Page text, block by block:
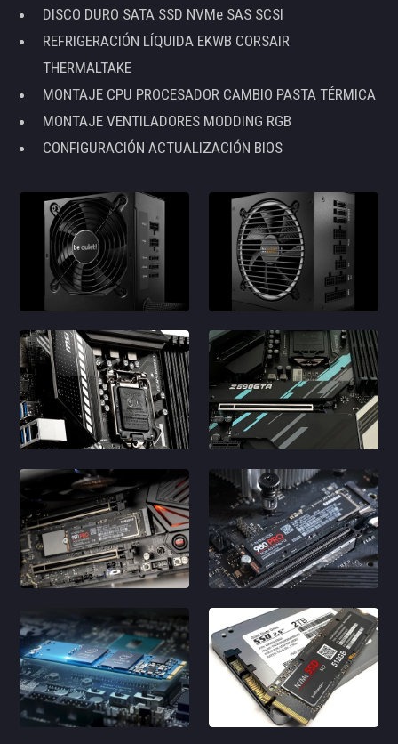
DISCO DURO SATA SSD NVMe SAS SCSI
REFRIGERACIÓN LÍQUIDA EKWB CORSAIR
THERMALTAKE
MONTAJE CPU PROCESADOR CAMBIO PASTA TÉRMICA
MONTAJE VENTILADORES MODDING RGB
CONFIGURACIÓN ACTUALIZACIÓN BIOS